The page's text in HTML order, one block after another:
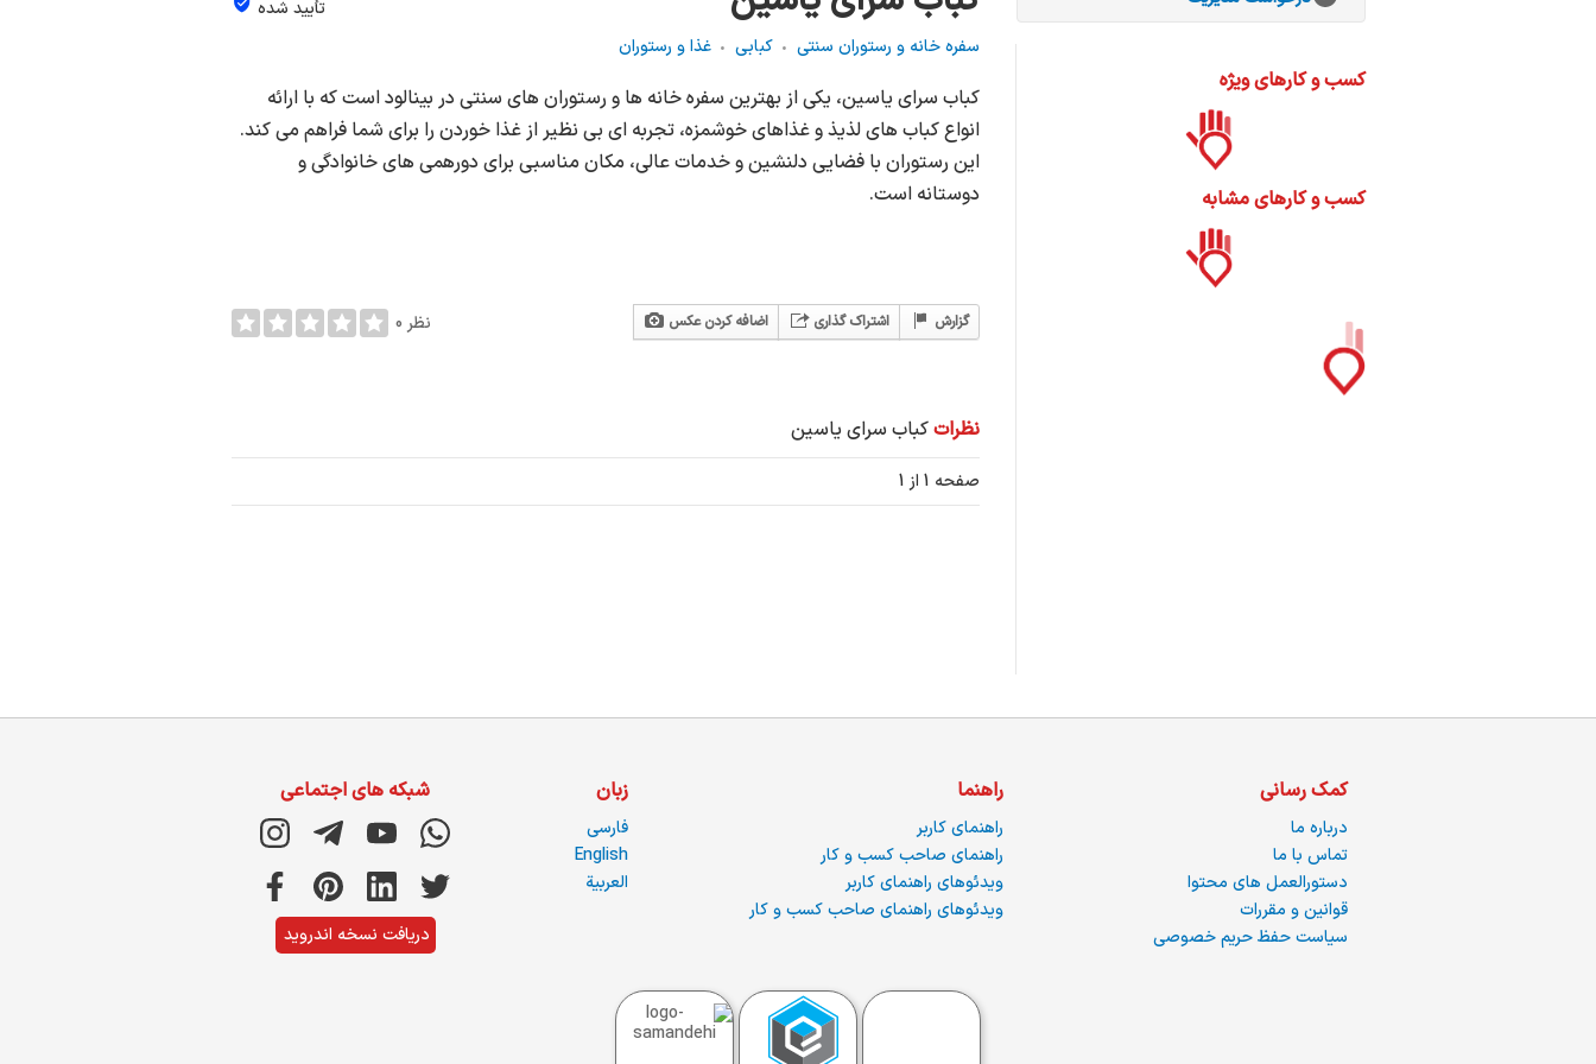
تأیید شده
سفره خانه و رستوران سنتی
کبابی غذا و رستوران
کباب سرای یاسین، یکی از بهترین سفره خانه ها و رستوران های سنتی در بینالود است که با ارائه
انواع کباب های لذیذ و غذاهای خوشمزه، تجربه ای بی نظیر از غذا خوردن را برای شما فراهم می کند.
این رستوران با فضایی دلنشین و خدمات عالی، مکان مناسبی برای دورهمی های خانوادگی و
دوستانه است.
اضافه کردن عکس اشتراک گذاری گزارش 0 نظر
نظراتکباب سرای یاسین
صفحه 1 از 1
کسب و کارهای ویژه
کسب و کارهای مشابه
کمک رسانی
درباره ما
تماس با ما
دستورالعمل های محتوا
قوانین و مقررات
سیاست حفظ حریم خصوصی
راهنما
راهنمای کاربر
راهنمای صاحب کسب و کار
ویدئوهای راهنمای کاربر
ویدئوهای راهنمای صاحب کسب و کار
زبان
فارسی
English
العربية
شبکه های اجتماعی
دریافت نسخه اندروید